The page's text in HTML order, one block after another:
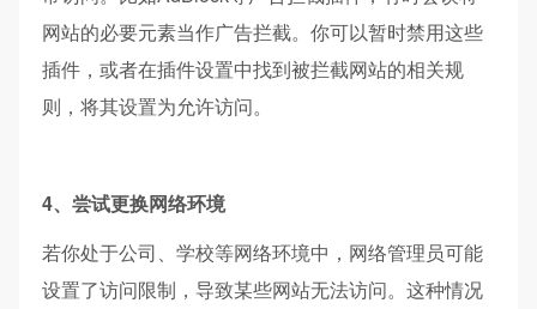
网站的必要元素当作广告拦截。你可以暂时禁用这些
插件，或者在插件设置中找到被拦截网站的相关规
则，将其设置为允许访问。
4、尝试更换网络环境​
若你处于公司、学校等网络环境中，网络管理员可能
设置了访问限制，导致某些网站无法访问。这种情况